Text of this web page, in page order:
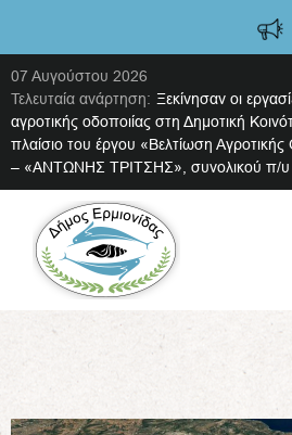
07 Αυγούστου 2026
Τελευταία ανάρτηση: Ξεκίνησαν οι
αγροτικής οδοποιίας στη Δημοτική
πλαίσιο του έργου «Βελτίωση
– «ΑΝΤΩΝΗΣ ΤΡΙΤΣΗΣ», συνολικού π/